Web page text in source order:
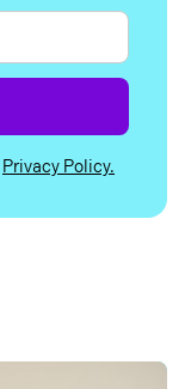
Privacy Policy.